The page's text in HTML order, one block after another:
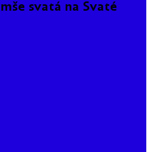
svatá na Svaté